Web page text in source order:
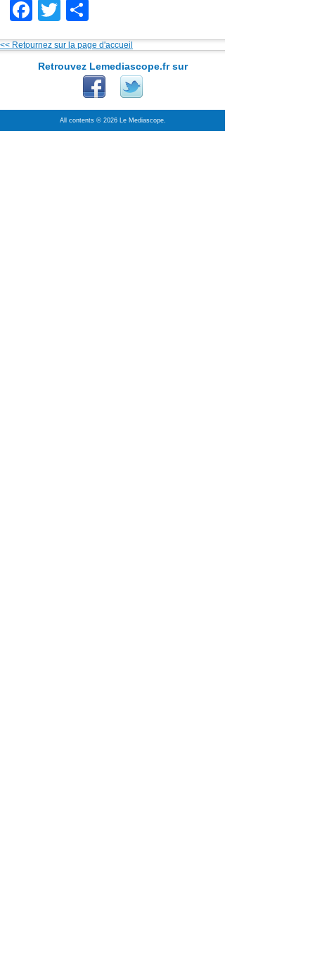
Facebook
Twitter
<< Retournez sur la page d'accueil
Retrouvez Lemediascope.fr sur
All contents © 2026 Le Mediascope.